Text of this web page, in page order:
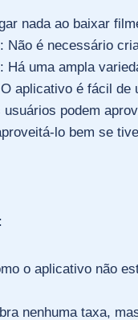
nada ao baixar
: Não é necessário
: Há uma ampla
aplicativo é fácil de
usuários podem
lo bem se
o aplicativo não
nenhuma taxa,